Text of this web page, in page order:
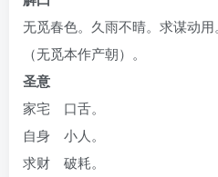
无觅春色。久雨不晴。求谋动用
（无觅本作产朝）。
圣意
家宅 口舌。
自身 小人。
求财 破耗。